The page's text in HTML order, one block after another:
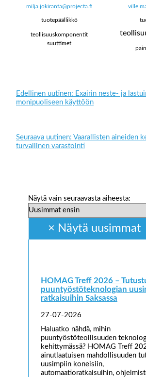
milja.jokiranta@projecta.fi
tuotepäällikkö
teollisuuskomponentit
suuttimet
Edellinen uutinen: Exairin neste- ja
monipuoliseen käyttöön
Seuraava uutinen: Vaarallisten aineiden
turvallinen varastointi
Näytä vain seuraavasta aiheesta:
HOMAG Treff 2026 –
puuntyöstöteknologian
ratkaisuihin Saksassa
27-07-2026
Haluatko nähdä, mihin
puuntyöstöteollisuuden
kehittymässä? HOMAG Treff
ainutlaatuisen mahdollisuuden
uusimpiin koneisiin,
automaatioratkaisuihin,